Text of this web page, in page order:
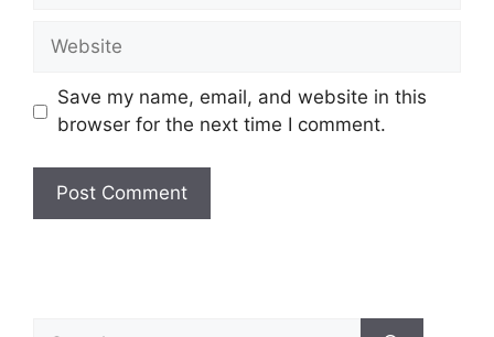
Website
Save my name, email, and website in this
browser for the next time I comment.